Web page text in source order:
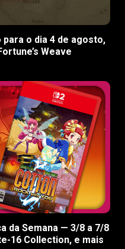
o dia 4 de agosto,
Weave
da Semana — 3/8 a 7/8
16 Collection, e mais